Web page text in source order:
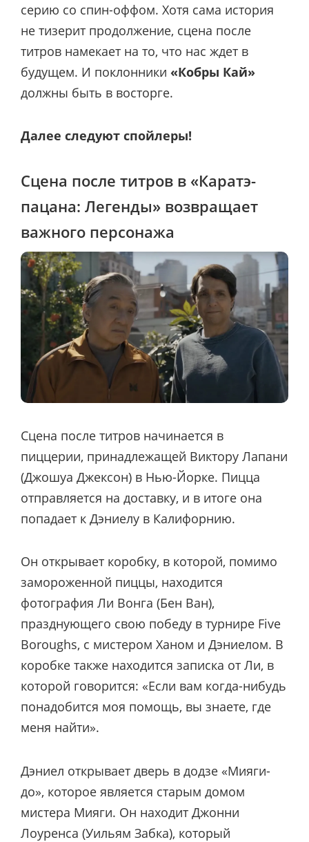
серию со спин-оффом. Хотя сама история
не тизерит продолжение, сцена после
титров намекает на то, что нас ждет в
будущем. И поклонники «Кобры Кай»
должны быть в восторге.
Далее следуют спойлеры!
Сцена после титров в «Каратэ-
пацана: Легенды» возвращает
важного персонажа
Сцена после титров начинается в
пиццерии, принадлежащей Виктору Лапани
(Джошуа Джексон) в Нью-Йорке. Пицца
отправляется на доставку, и в итоге она
попадает к Дэниелу в Калифорнию.
Он открывает коробку, в которой, помимо
замороженной пиццы, находится
фотография Ли Вонга (Бен Ван),
празднующего свою победу в турнире Five
Boroughs, с мистером Ханом и Дэниелом. В
коробке также находится записка от Ли, в
которой говорится: «Если вам когда-нибудь
понадобится моя помощь, вы знаете, где
меня найти».
Дэниел открывает дверь в додзе «Мияги-
до», которое является старым домом
мистера Мияги. Он находит Джонни
Лоуренса (Уильям Забка), который